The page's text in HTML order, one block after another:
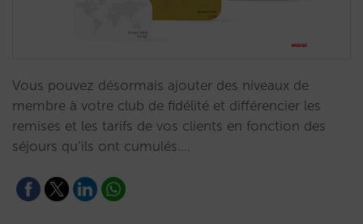
Vous pouvez désormais ajouter des niveaux de
membre à votre club de fidélité et différencier les
remises et les tarifs de vos clients en fonction des
séjours qu’ils ont cumulés.…